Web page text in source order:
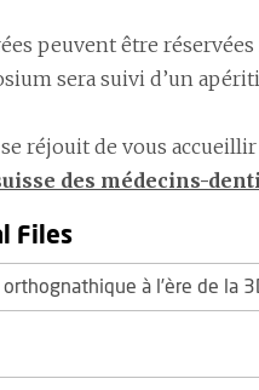
peuvent être
sera suivi d’un
réjouit de vous accueillir
des médecins-
Files
orthognathique à l’ère de la